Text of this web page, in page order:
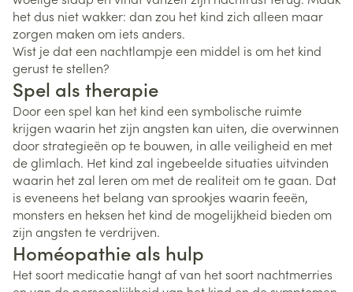
het dus niet wakker: dan zou het kind zich alleen maar
zorgen maken om iets anders.
Wist je dat een nachtlampje een middel is om het kind
gerust te stellen?
Spel als therapie
Door een spel kan het kind een symbolische ruimte
krijgen waarin het zijn angsten kan uiten, die overwinnen
door strategieën op te bouwen, in alle veiligheid en met
de glimlach. Het kind zal ingebeelde situaties uitvinden
waarin het zal leren om met de realiteit om te gaan. Dat
is eveneens het belang van sprookjes waarin feeën,
monsters en heksen het kind de mogelijkheid bieden om
zijn angsten te verdrijven.
Homéopathie als hulp
Het soort medicatie hangt af van het soort nachtmerries